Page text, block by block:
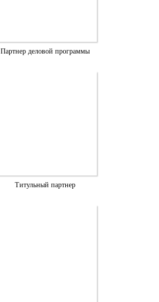
Партнер деловой программы
Титульный партнер